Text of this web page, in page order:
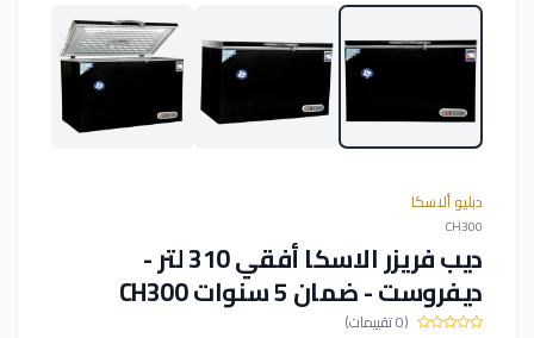
دبليو ألاسكا
CH300
ديب فريزر الاسكا أفقي 310 لتر -
ديفروست - ضمان 5 سنوات CH300
(0 تقييمات)